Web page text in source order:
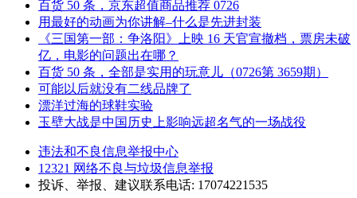
百货 50 条，京东超值商品推荐 0726
用最好的动画为你讲解–什么是先进封装
《三国第一部：争洛阳》上映 16 天官宣撤档，票房未破
亿，电影的问题出在哪？
百货 50 条，全部是实用的玩意儿（0726第 3659期）
可能以后就没有二线品牌了
漂洋过海的球鞋实验
玉壁大战是中国历史上影响远超名气的一场战役
违法和不良信息举报中心
12321 网络不良与垃圾信息举报
投诉、举报、建议联系电话: 17074221535